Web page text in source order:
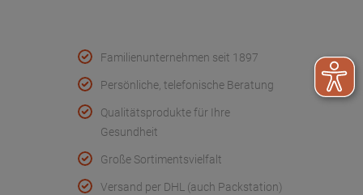
Familienunternehmen seit 1897
Persönliche, telefonische Beratung
Qualitätsprodukte für Ihre
Gesundheit
Große Sortimentsvielfalt
Versand per DHL (auch Packstation)